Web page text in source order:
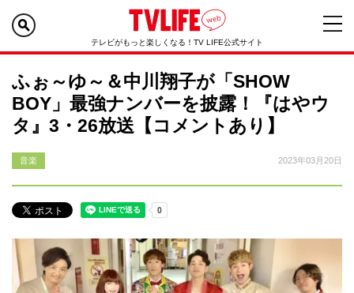
テレビがもっと楽しくなる！TV LIFE公式サイト
ふぉ～ゆ～＆中川翔子が「SHOW
BOY」最強ナンバーを披露！『はやウ
タ』3・26放送【コメントあり】
音楽 2023年03月20日